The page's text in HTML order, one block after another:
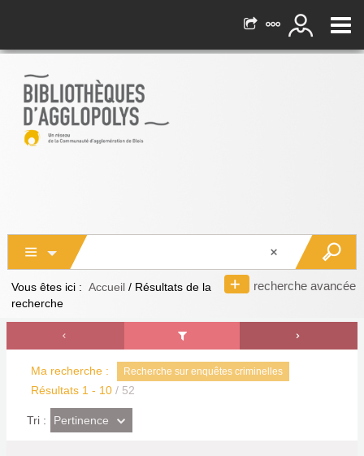
recherche avancée
Vous êtes ici : Accueil / Résultats de la
recherche
Ma recherche : Recherche sur enquêtes criminelles
Résultats 1 - 10 / 52
Tri : (Effet
imédiat)
Pertinence